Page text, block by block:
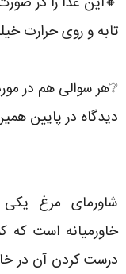
تابه و روی حرارت
❔هر سوالی هم در
دیدگاه در پایین
شاورمای مرغ
خاورمیانه است که
درست کردن آن در